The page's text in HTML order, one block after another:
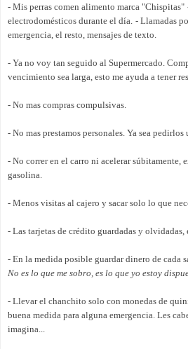
- Mis perras comen alimento marca "Chispitas"
electrodomésticos durante el día. - Llamadas
emergencia, el resto, mensajes de texto.
- Ya no voy tan seguido al Supermercado.
vencimiento sea larga, esto me ayuda a tener
- No mas compras compulsivas.
- No mas prestamos personales. Ya sea pedirlos
- No correr en el carro ni acelerar súbitamente,
gasolina.
- Menos visitas al cajero y sacar solo lo que
- Las tarjetas de crédito guardadas y olvidadas,
- En la medida posible guardar dinero de cada
No es lo que me sobro, es lo que yo estoy
- Llevar el chanchito solo con monedas de
buena medida para alguna emergencia. Les
imagina...